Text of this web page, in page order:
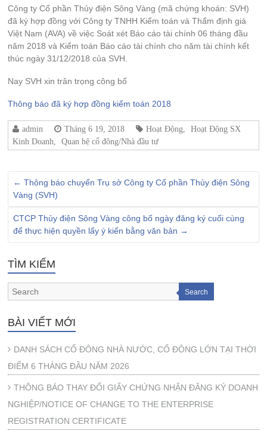
Công ty Cổ phần Thủy điện Sông Vàng (mã chứng khoán: SVH)
đã ký hợp đồng với Công ty TNHH Kiểm toán và Thẩm định giá
Việt Nam (AVA) về việc Soát xét Báo cáo tài chính 06 tháng đầu
năm 2018 và Kiểm toán Báo cáo tài chính cho năm tài chính kết
thúc ngày 31/12/2018 của SVH.
Nay SVH xin trân trọng công bố
Thông báo đã ký hợp đồng kiểm toán 2018
admin Tháng 6 19, 2018 Hoạt Động
Hoạt Động SX
Kinh Doanh
Quan hệ cổ đông/Nhà đầu tư
← Thông báo chuyển Trụ sở Công ty Cổ phần Thủy điện Sông
Vàng (SVH)
CTCP Thủy điện Sông Vàng công bố ngày đăng ký cuối cùng
để thực hiện quyền lấy ý kiến bằng văn bản →
TÌM KIẾM
Search
BÀI VIẾT MỚI
DANH SÁCH CỔ ĐÔNG NHÀ NƯỚC, CỔ ĐÔNG LỚN TẠI THỜI
ĐIỂM 6 THÁNG ĐẦU NĂM 2026
THÔNG BÁO THAY ĐỔI GIẤY CHỨNG NHẬN ĐĂNG KÝ DOANH
NGHIỆP/NOTICE OF CHANGE TO THE ENTERPRISE
REGISTRATION CERTIFICATE